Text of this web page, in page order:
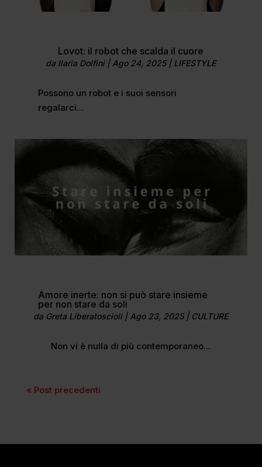
Lovot: il robot che scalda il cuore
da Ilaria Dolfini| Ago 24, 2025| LIFESTYLE
Possono un robot e i suoi sensori
regalarci...
Amore inerte: non si può stare insieme
per non stare da soli
da Greta Liberatoscioli| Ago 23, 2025| CULTURE
Non vi è nulla di più contemporaneo...
« Post precedenti